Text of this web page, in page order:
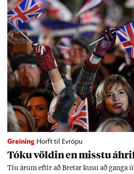
Greining Horft til Evrópu
Tóku völd­in en misstu
Tíu ár­um eft­ir að Bret­ar kusu að ganga